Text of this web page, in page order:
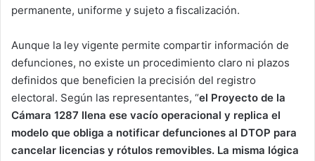
permanente, uniforme y sujeto a fiscalización.
Aunque la ley vigente permite compartir información de
defunciones, no existe un procedimiento claro ni plazos
definidos que beneficien la precisión del registro
electoral. Según las representantes, “el Proyecto de la
Cámara 1287 llena ese vacío operacional y replica el
modelo que obliga a notificar defunciones al DTOP para
cancelar licencias y rótulos removibles. La misma lógica